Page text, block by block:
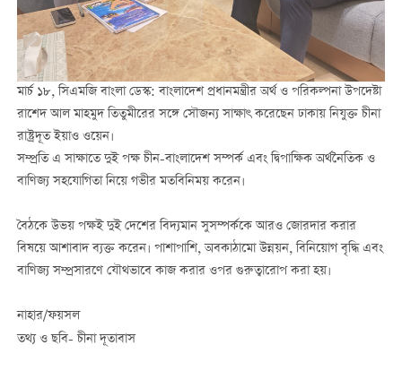
মার্চ ১৮, সিএমজি বাংলা ডেস্ক: বাংলাদেশ প্রধানমন্ত্রীর অর্থ ও পরিকল্পনা উপদেষ্টা
রাশেদ আল মাহমুদ তিতুমীরের সঙ্গে সৌজন্য সাক্ষাৎ করেছেন ঢাকায় নিযুক্ত চীনা
রাষ্ট্রদূত ইয়াও ওয়েন।
সম্প্রতি এ সাক্ষাতে দুই পক্ষ চীন-বাংলাদেশ সম্পর্ক এবং দ্বিপাক্ষিক অর্থনৈতিক ও
বাণিজ্য সহযোগিতা নিয়ে গভীর মতবিনিময় করেন।
বৈঠকে উভয় পক্ষই দুই দেশের বিদ্যমান সুসম্পর্ককে আরও জোরদার করার
বিষয়ে আশাবাদ ব্যক্ত করেন। পাশাপাশি, অবকাঠামো উন্নয়ন, বিনিয়োগ বৃদ্ধি এবং
বাণিজ্য সম্প্রসারণে যৌথভাবে কাজ করার ওপর গুরুত্বারোপ করা হয়।
নাহার/ফয়সল
তথ্য ও ছবি- চীনা দূতাবাস